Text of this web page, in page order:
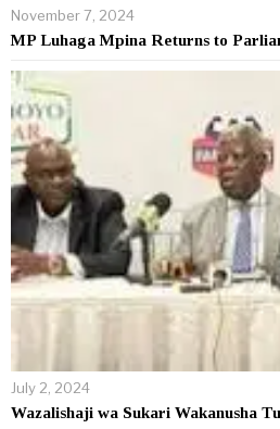
November 7, 2024
MP Luhaga Mpina Returns to
July 2, 2024
Wazalishaji wa Sukari Wakanusha